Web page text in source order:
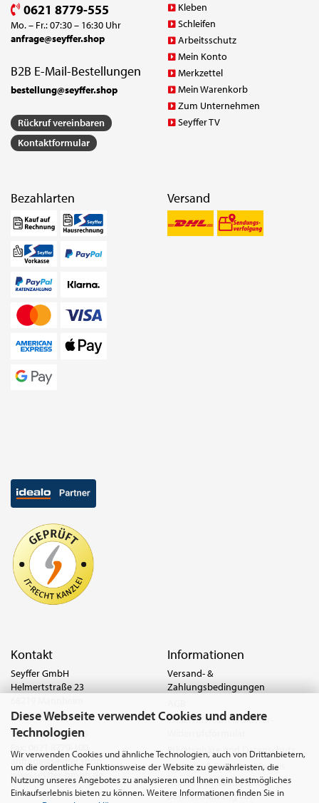
Diese Webseite verwendet Cookies und andere
Technologien
Wir verwenden Cookies und ähnliche Technologien, auch von Drittanbietern,
um die ordentliche Funktionsweise der Website zu gewährleisten, die
Nutzung unseres Angebotes zu analysieren und Ihnen ein bestmögliches
Einkaufserlebnis bieten zu können. Weitere Informationen finden Sie in
0621 8779-555
Mo. – Fr.: 07:30 – 16:30 Uhr
anfrage@seyffer.shop
B2B E-Mail-Bestellungen
bestellung@seyffer.shop
Rückruf vereinbaren
Kontaktformular
Kleben
Schleifen
Arbeitsschutz
Mein Konto
Merkzettel
Mein Warenkorb
Zum Unternehmen
Seyffer TV
Bezahlarten Versand
Kontakt
Seyffer GmbH
Helmertstraße 23
Deutschland
Tel.:0621 8779-555
anfrage@seyffer.shop
www.seyffer-gmbh.de
Informationen
Versand- &
Zahlungsbedingungen
Widerrufsrecht & Muster-
Privatsphäre und Datenschutz
Batterie- & Recyclinghinweis
Abfallvermeidung und
Bewirtschaftung von